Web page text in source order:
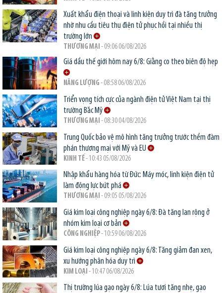
Xuất khẩu điện thoại và linh kiện duy trì đà tăng trưởng
nhờ nhu cầu tiêu thụ điện tử phục hồi tại nhiều thị
trường lớn
THƯƠNG MẠI - 09:06 06/08/2026
Giá dầu thế giới hôm nay 6/8: Giằng co theo biên độ hẹp
NĂNG LƯỢNG - 08:58 06/08/2026
Triển vọng tích cực của ngành điện tử Việt Nam tại thị
trường Bắc Mỹ
THƯƠNG MẠI - 08:30 04/08/2026
Trung Quốc bảo vệ mô hình tăng trưởng trước thềm đàm
phán thương mại với Mỹ và EU
KINH TẾ- 10:43 05/08/2026
Nhập khẩu hàng hóa từ Đức: Máy móc, linh kiện điện tử
làm động lực bứt phá
THƯƠNG MẠI - 09:05 05/08/2026
Giá kim loại công nghiệp ngày 6/8: Đà tăng lan rộng ở
nhóm kim loại cơ bản
CÔNG NGHIỆP- 10:59 06/08/2026
Giá kim loại công nghiệp ngày 6/8: Tăng giảm đan xen,
xu hướng phân hóa duy trì
KIM LOẠI - 10:47 06/08/2026
Thị trường lúa gạo ngày 6/8: Lúa tươi tăng nhẹ, gạo